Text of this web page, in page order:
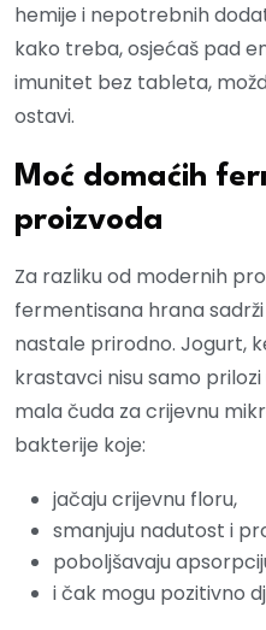
hemije i nepotrebnih
kako treba, osjećaš pad
imunitet bez tableta,
ostavi.
Moć domaćih
proizvoda
Za razliku od modernih
fermentisana hrana
nastale prirodno. Jogurt,
krastavci nisu samo
mala čuda za crijevnu
bakterije koje:
jačaju crijevnu floru,
smanjuju nadutost i
poboljšavaju
i čak mogu pozitivno